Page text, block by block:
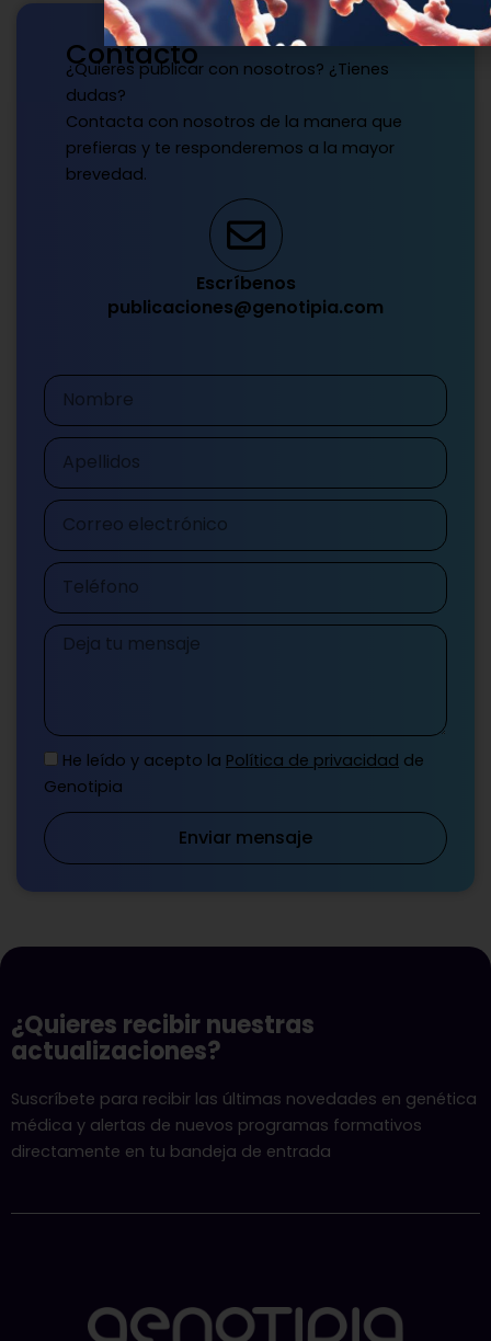
Contacto
¿Quieres publicar con nosotros? ¿Tienes
dudas?
Contacta con nosotros de la manera que
prefieras y te responderemos a la mayor
brevedad.
Escríbenos
publicaciones@genotipia.com
Nombre
Apellidos
Correo
electrónico
Teléfono
Mensaje
He leído y acepto la Política de privacidad de
Genotipia
Enviar mensaje
¿Quieres recibir nuestras
actualizaciones?
Suscríbete para recibir las últimas novedades en genética
médica y alertas de nuevos programas formativos
directamente en tu bandeja de entrada